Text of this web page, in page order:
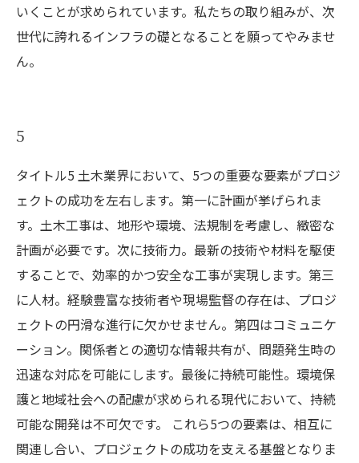
いくことが求められています。私たちの取り組みが、次
世代に誇れるインフラの礎となることを願ってやみませ
ん。
5
タイトル5 土木業界において、5つの重要な要素がプロジ
ェクトの成功を左右します。第一に計画が挙げられま
す。土木工事は、地形や環境、法規制を考慮し、緻密な
計画が必要です。次に技術力。最新の技術や材料を駆使
することで、効率的かつ安全な工事が実現します。第三
に人材。経験豊富な技術者や現場監督の存在は、プロジ
ェクトの円滑な進行に欠かせません。第四はコミュニケ
ーション。関係者との適切な情報共有が、問題発生時の
迅速な対応を可能にします。最後に持続可能性。環境保
護と地域社会への配慮が求められる現代において、持続
可能な開発は不可欠です。 これら5つの要素は、相互に
関連し合い、プロジェクトの成功を支える基盤となりま